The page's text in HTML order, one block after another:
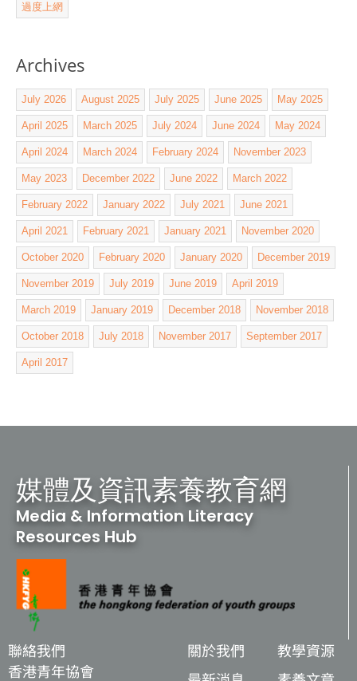
過度上網
Archives
July 2026 August 2025 July 2025 June 2025 May 2025
April 2025 March 2025 July 2024 June 2024 May 2024
April 2024 March 2024 February 2024 November 2023
May 2023 December 2022 June 2022 March 2022
February 2022 January 2022 July 2021 June 2021
April 2021 February 2021 January 2021 November 2020
October 2020 February 2020 January 2020 December 2019
November 2019 July 2019 June 2019 April 2019
March 2019 January 2019 December 2018 November 2018
October 2018 July 2018 November 2017 September 2017
April 2017
媒體及資訊素養教育網
Media & Information Literacy
Resources Hub
聯絡我們
香港青年協會
關於我們
教學資源